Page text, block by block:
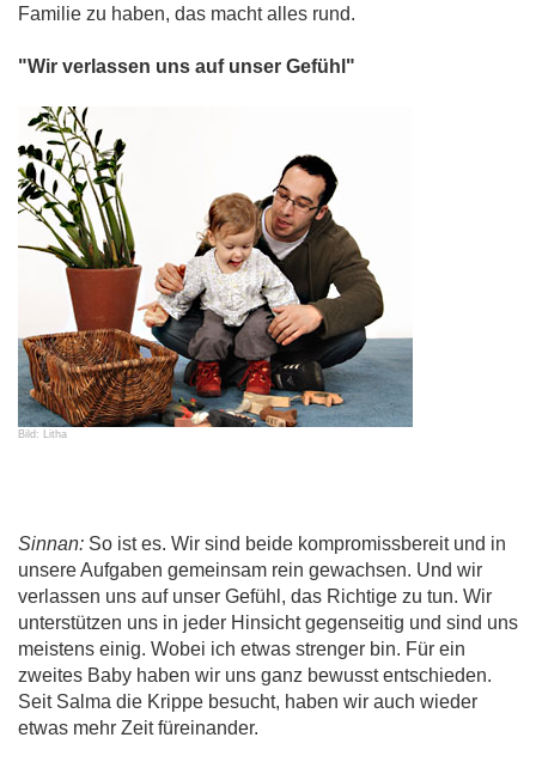
Familie zu haben, das macht alles rund.
"Wir verlassen uns auf unser Gefühl"
Bild: Litha
Sinnan: So ist es. Wir sind beide kompromissbereit und in
unsere Aufgaben gemeinsam rein gewachsen. Und wir
verlassen uns auf unser Gefühl, das Richtige zu tun. Wir
unterstützen uns in jeder Hinsicht gegenseitig und sind uns
meistens einig. Wobei ich etwas strenger bin. Für ein
zweites Baby haben wir uns ganz bewusst entschieden.
Seit Salma die Krippe besucht, haben wir auch wieder
etwas mehr Zeit füreinander.